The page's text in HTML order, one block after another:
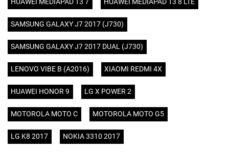
HUAWEI MEDIAPAD T3 7 HUAWEI MEDIAPAD T3 8 LTE
SAMSUNG GALAXY J7 2017 (J730)
SAMSUNG GALAXY J7 2017 DUAL (J730)
LENOVO VIBE B (A2016) XIAOMI REDMI 4X
HUAWEI HONOR 9 LG X POWER 2
MOTOROLA MOTO C MOTOROLA MOTO G5
LG K8 2017 NOKIA 3310 2017